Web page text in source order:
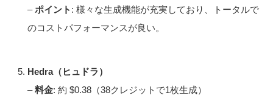
–ポイント : 様々な生成機能が充実しており、トータルで
のコストパフォーマンスが良い。
Hedra（ヒュドラ）
–料金: 約 $0.38（38クレジットで1枚生成）